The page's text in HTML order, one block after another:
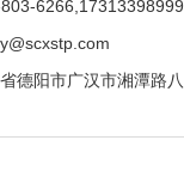
6266,17313398999
德阳市广汉市湘潭路八